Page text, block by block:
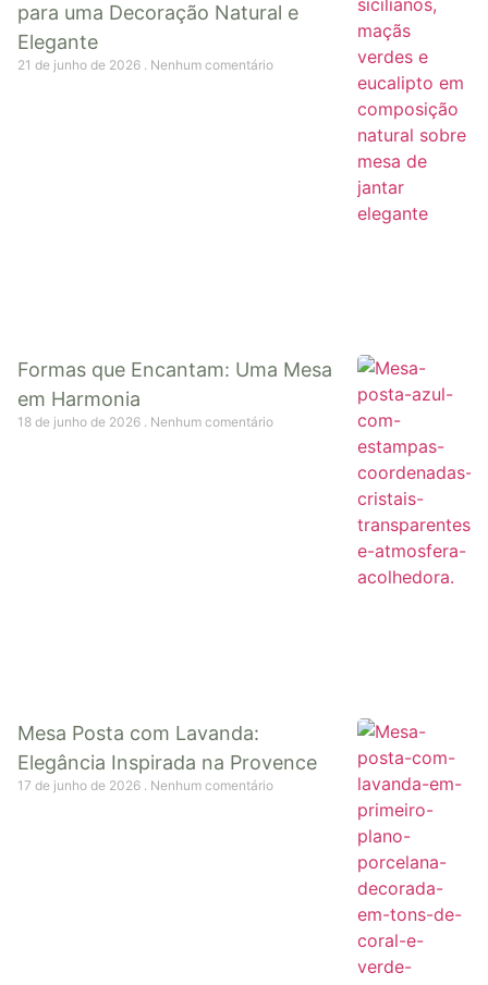
para uma Decoração Natural e
Elegante
21 de junho de 2026 Nenhum comentário
Formas que Encantam: Uma Mesa
em Harmonia
18 de junho de 2026 Nenhum comentário
Mesa Posta com Lavanda:
Elegância Inspirada na Provence
17 de junho de 2026 Nenhum comentário